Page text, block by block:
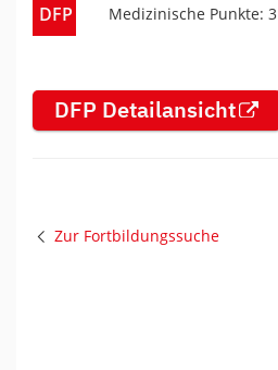
DFP Medizinische Punkte: 3
DFP Detailansicht
Zur Fortbildungssuche